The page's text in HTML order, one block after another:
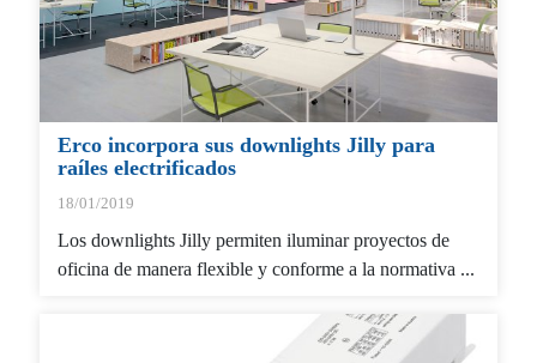
Erco incorpora sus downlights Jilly para
raíles electrificados
18/01/2019
Los downlights Jilly permiten iluminar proyectos de
oficina de manera flexible y conforme a la normativa ...